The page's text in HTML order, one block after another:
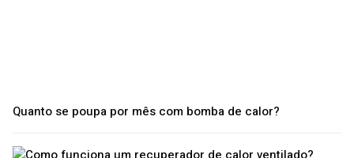
Quanto se poupa por mês com bomba de calor?